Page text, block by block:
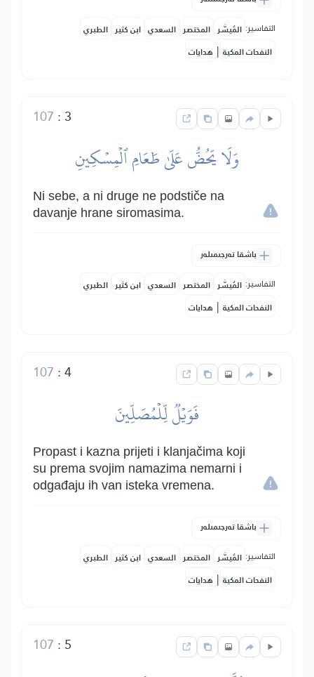
التفاسير: المُيسَّر المختصر السعدي ابن كثير الطبري
النفحات المكية | هدايات
3
:
107
وَلَا يَحُضُّ عَلَىٰ طَعَامِ ٱلۡمِسۡكِينِ
Ni sebe, a ni druge ne podstiče na
davanje hrane siromasima.
باشقا تەرجىمىلەر
التفاسير: المُيسَّر المختصر السعدي ابن كثير الطبري
النفحات المكية | هدايات
4
:
107
فَوَيۡلٞ لِّلۡمُصَلِّينَ
Propast i kazna prijeti i klanjačima koji
su prema svojim namazima nemarni i
odgađaju ih van isteka vremena.
باشقا تەرجىمىلەر
التفاسير: المُيسَّر المختصر السعدي ابن كثير الطبري
النفحات المكية | هدايات
5
:
107